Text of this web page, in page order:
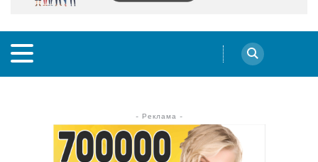
- Реклама -